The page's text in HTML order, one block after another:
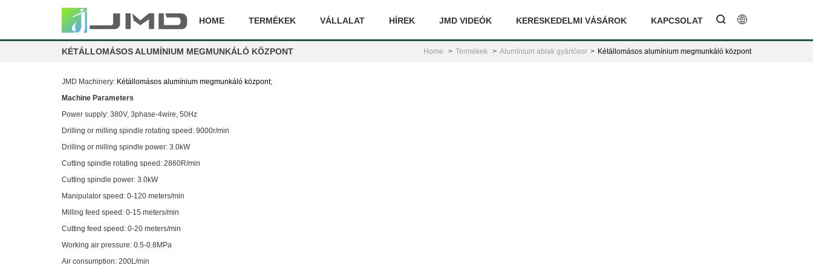
HOME TERMÉKEK VÁLLALAT HÍREK JMD VIDEÓK KERESKEDELMI VÁSÁROK KAPCSOLAT
KÉTÁLLOMÁSOS ALUMÍNIUM MEGMUNKÁLÓ KÖZPONT Home Termékek Alumínium ablak gyártósor Kétállomásos alumínium megmunkáló központ
JMD Machinery: Kétállomásos alumínium megmunkáló központ;
Machine Parameters
Power supply: 380V, 3phase-4wire, 50Hz
Drilling or milling spindle rotating speed: 9000r/min
Drilling or milling spindle power: 3.0kW
Cutting spindle rotating speed: 2860R/min
Cutting spindle power: 3.0kW
Manipulator speed: 0-120 meters/min
Milling feed speed: 0-15 meters/min
Cutting feed speed: 0-20 meters/min
Working air pressure: 0.5-0.8MPa
Air consumption: 200L/min